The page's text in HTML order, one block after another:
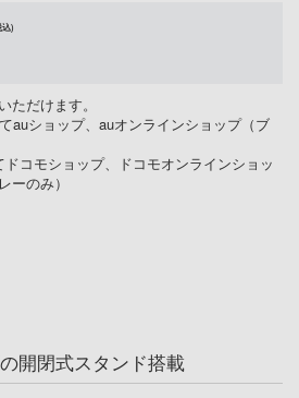
込)
ただけます。
auショップ、auオンラインショップ（ブ
コモショップ、ドコモオンラインショッ
ーのみ）
開閉式スタンド搭載